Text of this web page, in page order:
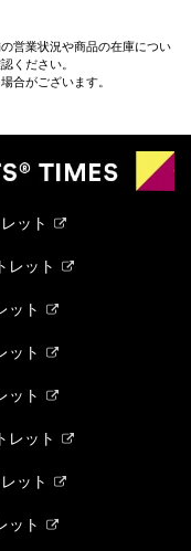
営業状況や商品の在庫につい
ください。
合がございます。
ット
レット
ット
ット
ット
レット
ット
ット